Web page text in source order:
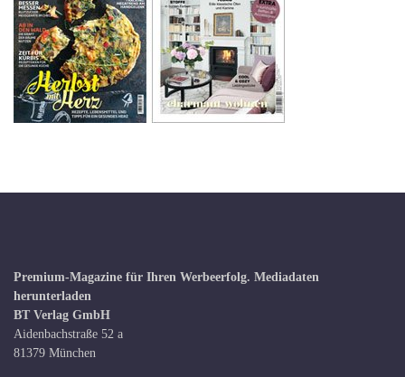
Premium-Magazine für Ihren Werbeerfolg. Mediadaten
herunterladen
BT Verlag GmbH
Aidenbachstraße 52 a
81379 München